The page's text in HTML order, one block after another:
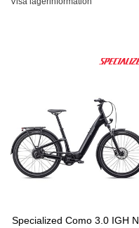
Specialized Como 3.0 IGH